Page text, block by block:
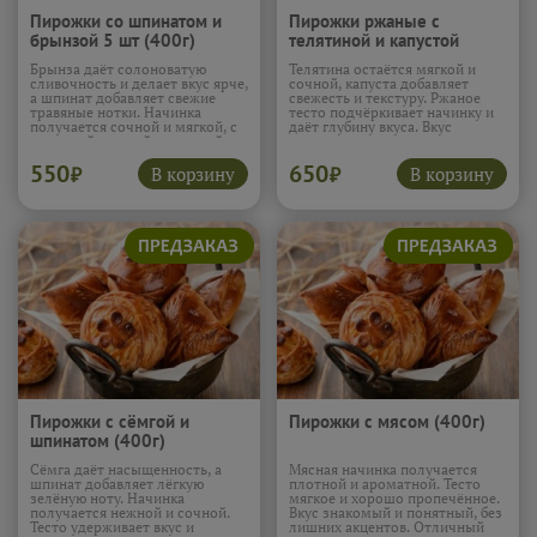
Пирожки со шпинатом и
брынзой 5 шт (400г)
Брынза даёт солоноватую
сливочность и делает вкус ярче,
а шпинат добавляет свежие
травяные нотки. Начинка
получается сочной и мягкой, с
приятной, ровной текстурой.
Такие пирожки особенно
хороши тёплыми, когда вкус
раскрывается максимально
550₽ В корзину
Пирожки ржаные с
телятиной и капустой
(400г)
Телятина остаётся мягкой и
сочной, капуста добавляет
свежесть и текстуру. Ржаное
тесто подчёркивает начинку и
даёт глубину вкуса. Вкус
получается насыщенным и
спокойным. Пирожки хорошо
насыщают.
Подробнее...
650₽ В корзину
Пирожки с сёмгой и
шпинатом (400г)
Сёмга даёт насыщенность, а
шпинат добавляет лёгкую
зелёную ноту. Начинка
получается нежной и сочной.
Тесто удерживает вкус и
Пирожки с мясом (400г)
Мясная начинка получается
плотной и ароматной. Тесто
мягкое и хорошо пропечённое.
Вкус знакомый и понятный, без
лишних акцентов. Отличный